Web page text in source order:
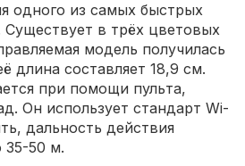
одного из самых быстрых
в трёх цветовых
модель получилась
длина составляет 18,9 см.
при помощи пульта,
Он использует стандарт Wi-
дальность действия
35-50 м.